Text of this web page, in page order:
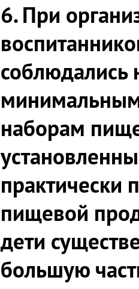
6. При
наборам
практически
пищевой
дети
большую